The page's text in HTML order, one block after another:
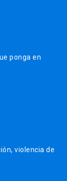
ponga en
violencia de